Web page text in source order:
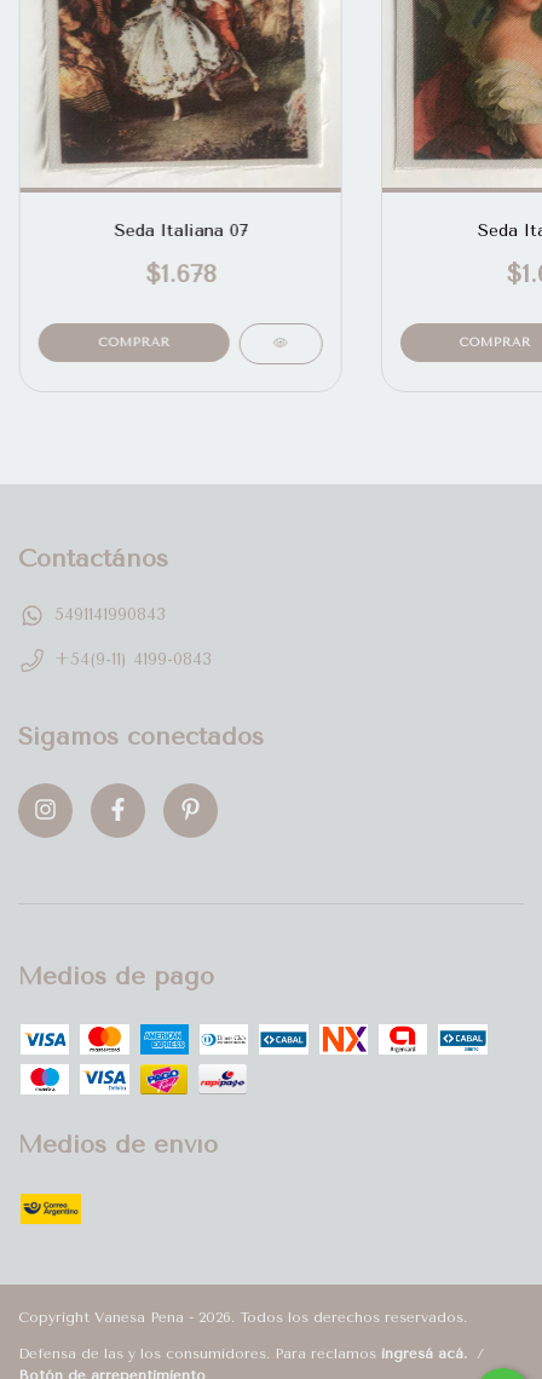
Seda Italiana 07
$1.678
Seda
Contactános
5491141990843
+54(9-11) 4199-0843
Sigamos conectados
Medios de pago
Medios de envío
Copyright Vanesa Pena - 2026. Todos los derechos reservados.
Defensa de las y los consumidores. Para reclamos ingresá acá. /
Botón de arrepentimiento